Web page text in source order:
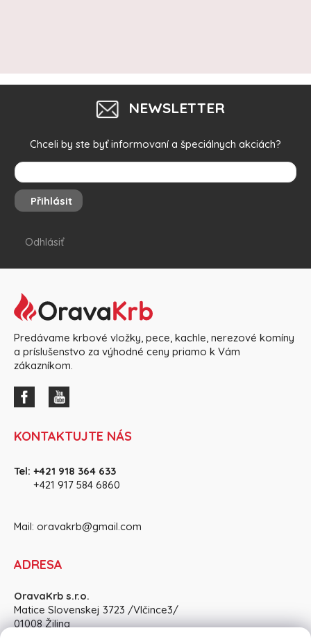
NEWSLETTER
Chceli by ste byť informovaní a špeciálnych akciách?
Přihlásit
Odhlásiť
Predávame krbové vložky, pece, kachle, nerezové komíny
a príslušenstvo za výhodné ceny priamo k Vám
zákazníkom.
KONTAKTUJTE NÁS
Tel: +421 918 364 633
+421 917 584 6860
Mail: oravakrb@gmail.com
ADRESA
OravaKrb s.r.o.
Matice Slovenskej 3723 /Vlčince3/
01008 Žilina